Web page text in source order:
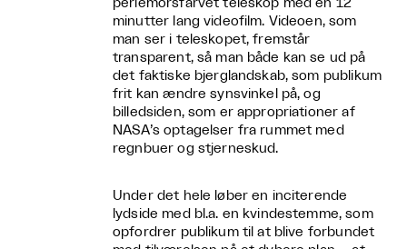
perlemorsfarvet teleskop med en 12
minutter lang videofilm. Videoen, som
man ser i teleskopet, fremstår
transparent, så man både kan se ud på
det faktiske bjerglandskab, som publikum
frit kan ændre synsvinkel på, og
billedsiden, som er appropriationer af
NASA’s optagelser fra rummet med
regnbuer og stjerneskud.
Under det hele løber en inciterende
lydside med bl.a. en kvindestemme, som
opfordrer publikum til at blive forbundet